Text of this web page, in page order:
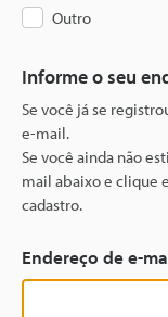
Outro
Informe o seu
Se você já se
e-mail.
Se você ainda não
mail abaixo e clique
cadastro.
Endereço de e-